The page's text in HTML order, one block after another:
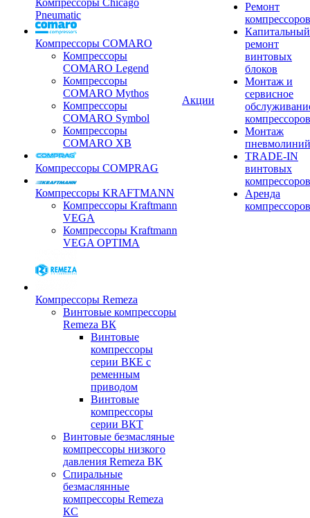
Компрессоры Chicago
Pneumatic
Компрессоры COMARO
Компрессоры
COMARO Legend
Компрессоры
COMARO Mythos
Компрессоры
COMARO Symbol
Компрессоры
COMARO XB
Компрессоры COMPRAG
Компрессоры KRAFTMANN
Компрессоры Kraftmann
VEGA
Компрессоры Kraftmann
VEGA OPTIMA
Компрессоры Remeza
Винтовые компрессоры
Remeza ВК
Винтовые
компрессоры
серии ВКЕ с
ременным
приводом
Винтовые
компрессоры
серии ВКТ
Винтовые безмасляные
компрессоры низкого
давления Remeza ВК
Спиральные
безмаслянные
компрессоры Remeza
КС
Акции
Ремонт
компрессоров
Капитальный
ремонт
винтовых
блоков
Монтаж и
сервисное
компрессоров
Монтаж
пневмолиний
TRADE-IN
винтовых
компрессоров
Аренда
компрессоров